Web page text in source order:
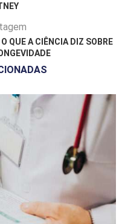
QUE A CIÊNCIA DIZ SOBRE